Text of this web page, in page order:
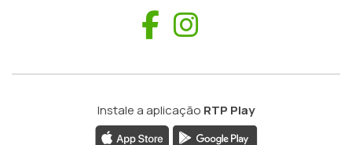
Facebook
Instale a aplicação RTP Play